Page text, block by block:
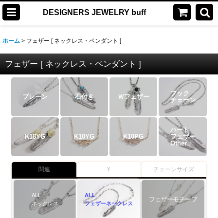
DESIGNERS JEWELRY buff
ホーム > フェザー [ ネックレス・ペンダント ]
フェザー [ ネックレス・ペンダント ]
プレーン 石付き Ｗフェザー
フック
チェーン
K18YG K10YG K10PG
ハート
フェザー
Other
関連 ¥ チェーンサイズ
ALL
ネックレス
ALL
フェザーネックレス
フェザーモチーフ